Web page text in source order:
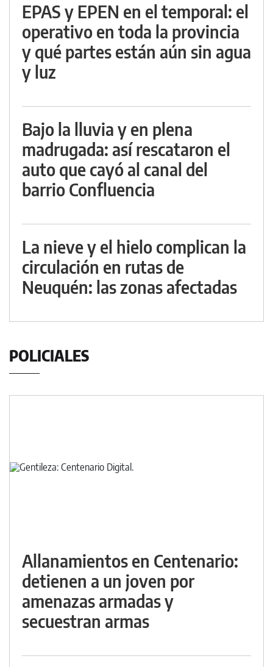
EPAS y EPEN en el temporal: el
operativo en toda la provincia
y qué partes están aún sin agua
y luz
Bajo la lluvia y en plena
madrugada: así rescataron el
auto que cayó al canal del
barrio Confluencia
La nieve y el hielo complican la
circulación en rutas de
Neuquén: las zonas afectadas
POLICIALES
Allanamientos en Centenario:
detienen a un joven por
amenazas armadas y
secuestran armas